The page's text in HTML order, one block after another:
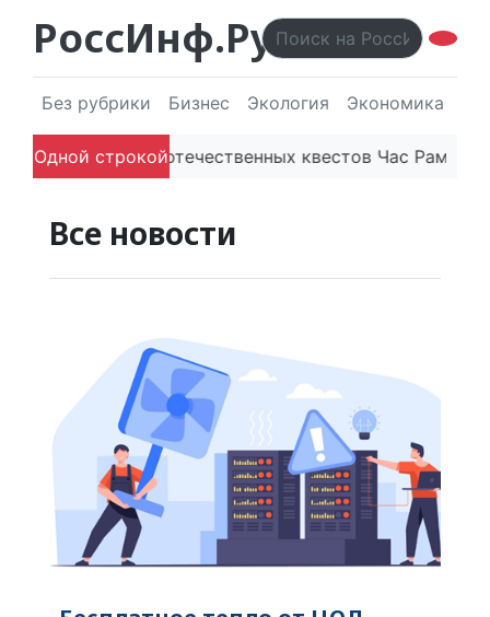
РоссИнф.Ру
Без рубрики Бизнес Экология Экономика
Одной строкой
Платформа отечественных квестов Час Рамзая
Все новости